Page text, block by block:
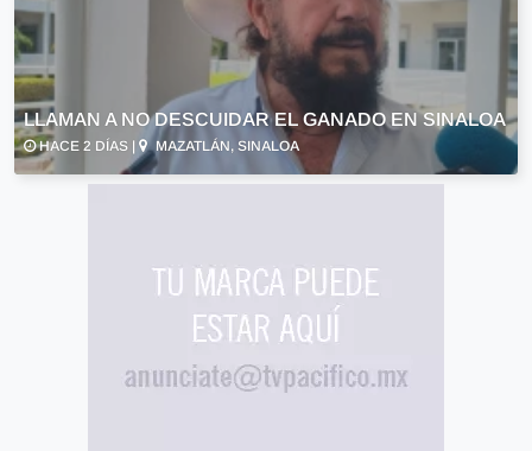
LLAMAN A NO DESCUIDAR EL GANADO EN SINALOA
HACE 2 DÍAS | MAZATLÁN, SINALOA